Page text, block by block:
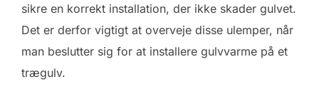
sikre en korrekt installation, der ikke skader gulvet.
Det er derfor vigtigt at overveje disse ulemper, når
man beslutter sig for at installere gulvvarme på et
trægulv.